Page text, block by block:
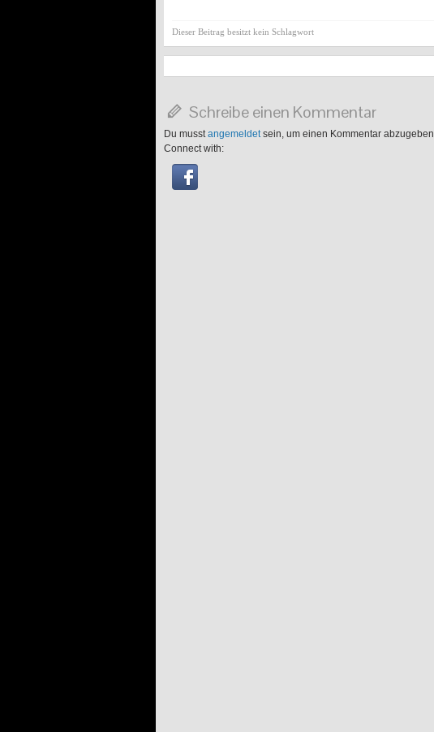
Dieser Beitrag besitzt kein Schlagwort
Schreibe einen Kommentar
Du musst angemeldet sein, um einen Kommentar abzugeben.
Connect with: